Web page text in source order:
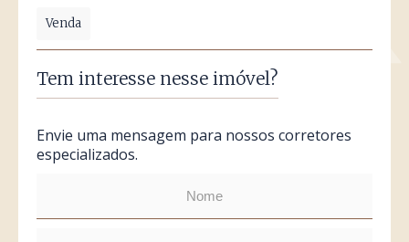
Venda
Tem interesse nesse imóvel?
Envie uma mensagem para nossos corretores
especializados.